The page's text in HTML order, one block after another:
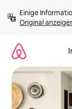
Inhalten
springenOriginal